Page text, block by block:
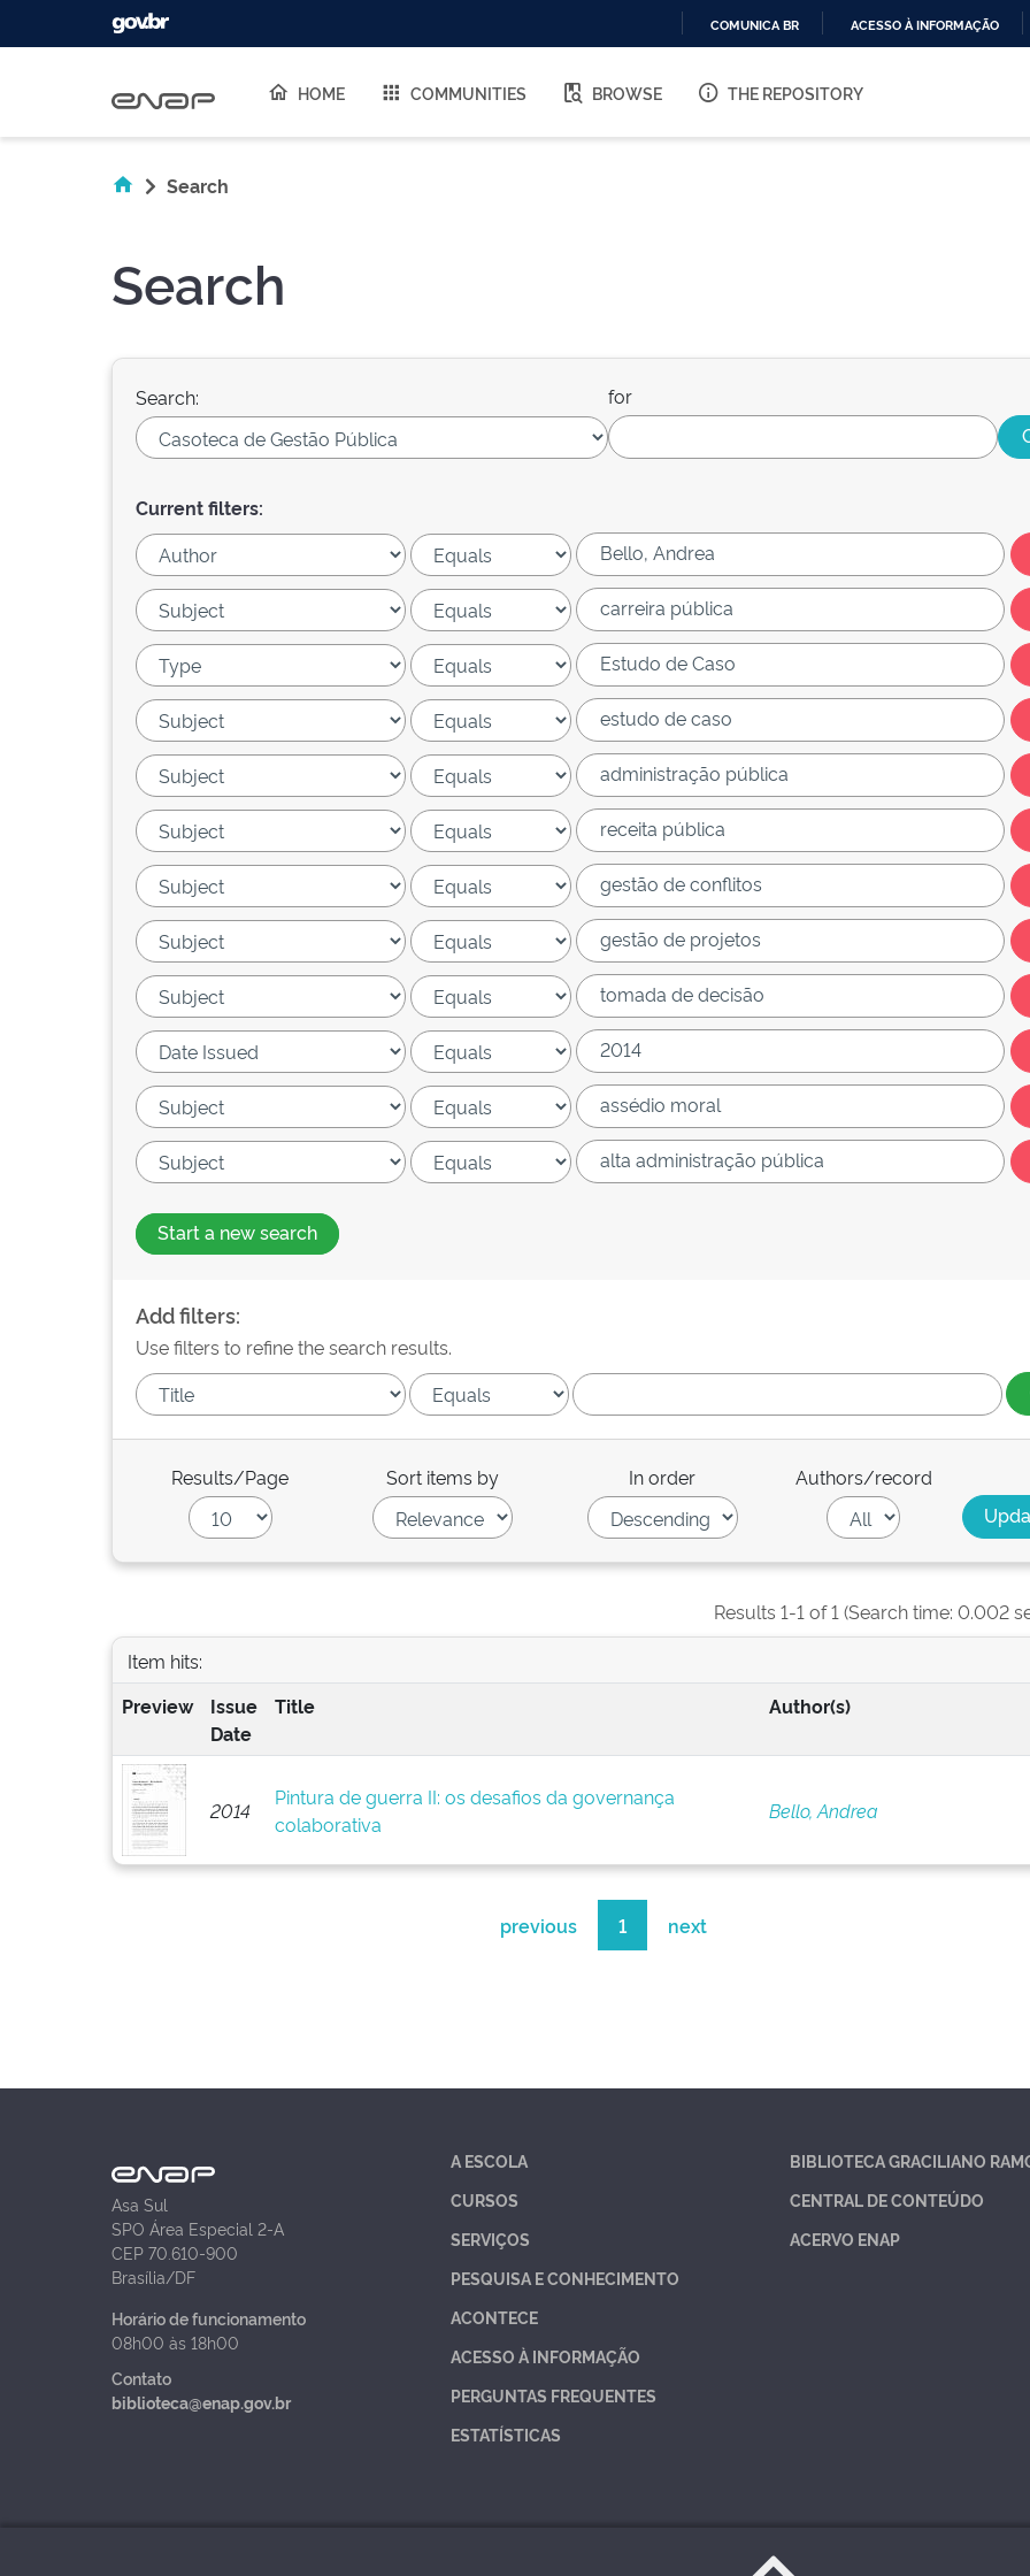
O
COMUNICA BR ACESSO À INFORMAÇÃO
HOME COMMUNITIES BROWSE THE REPOSITORY
Search
Search
Search: for
Current filters:
Start a new search
Add filters:
Use filters to refine the search results.
Results/Page Sort items by In order Authors/record
Results 1-1 of 1 (Search time: 0.002
Item hits:
Preview
Issue
Date
Title Author(s)
2014
Pintura de guerra II: os desafios da governança
colaborativa
Bello, Andrea
previous 1 next
Asa Sul
SPO Área Especial 2-A
CEP 70.610-900
Brasília/DF
Horário de funcionamento
08h00 às 18h00
Contato
biblioteca@enap.gov.br
A ESCOLA
CURSOS
SERVIÇOS
PESQUISA E CONHECIMENTO
ACONTECE
ACESSO À INFORMAÇÃO
PERGUNTAS FREQUENTES
ESTATÍSTICAS
BIBLIOTECA GRACILIANO
CENTRAL DE CONTEÚDO
ACERVO ENAP